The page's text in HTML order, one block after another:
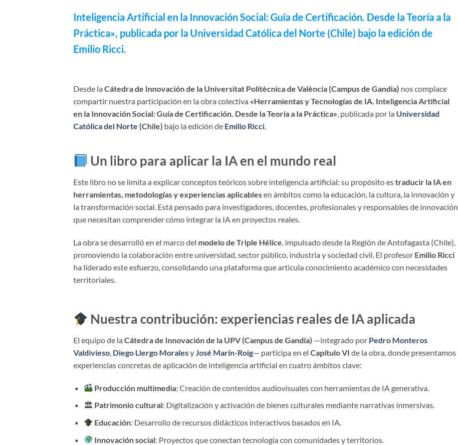
Inteligencia Artificial en la Innovación Social: Guía de Certificación. Desde la Teoría a la
Práctica», publicada por la Universidad Católica del Norte (Chile) bajo la edición de
Emilio Ricci.
Desde la Cátedra de Innovación de la Universitat Politècnica de València (Campus de Gandia) nos complace
compartir nuestra participación en la obra colectiva «Herramientas y Tecnologías de IA. Inteligencia Artificial
en la Innovación Social: Guía de Certificación. Desde la Teoría a la Práctica», publicada por la Universidad
Católica del Norte (Chile) bajo la edición de Emilio Ricci.
Un libro para aplicar la IA en el mundo real
Este libro no se limita a explicar conceptos teóricos sobre inteligencia artificial: su propósito estraducir la IA en
herramientas, metodologías y experiencias aplicablesen ámbitos como la educación, la cultura, la innovación y
la transformación social. Está pensado para investigadores, docentes, profesionales y responsables de innovación
que necesitan comprender cómo integrar la IA en proyectos reales.
La obra se desarrolló en el marco del modelo de Triple Hélice , impulsado desde la Región de Antofagasta (Chile),
promoviendo la colaboración entre universidad, sector público, industria y sociedad civil. El profesor Emilio Ricci
ha liderado este esfuerzo, consolidando una plataforma que articula conocimiento académico con necesidades
territoriales.
Nuestra contribución: experiencias reales de IA aplicada
El equipo de la Cátedra de Innovación de la UPV (Campus de Gandia) —integrado por Pedro Monteros
Valdivieso, Diego Llergo MoralesyJosé Marín-Roig— participa en el Capítulo VI de la obra, donde presentamos
experiencias concretas de aplicación de inteligencia artificial en cuatro ámbitos clave:
Producción multimedia: Creación de contenidos audiovisuales con herramientas de IA generativa.
🏛 Patrimonio cultural: Digitalización y activación de bienes culturales mediante narrativas inmersivas.
Educación: Desarrollo de recursos didácticos interactivos basados en IA.
Innovación social: Proyectos que conectan tecnología con comunidades y territorios.